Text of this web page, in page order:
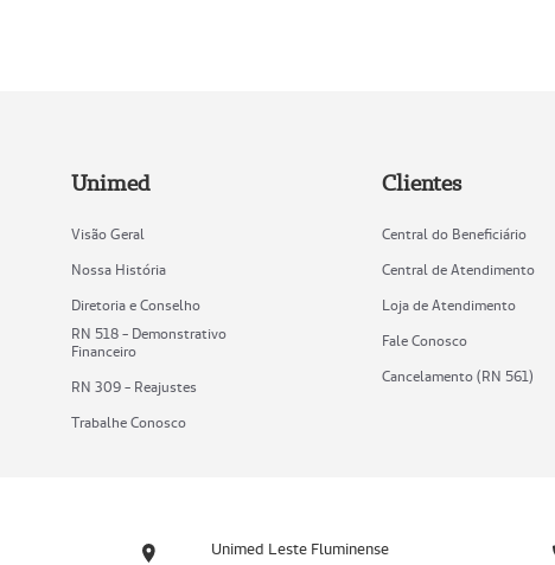
Unimed
Visão Geral
Nossa História
Diretoria e Conselho
RN 518 - Demonstrativo
Financeiro
RN 309 - Reajustes
Trabalhe Conosco
Clientes
Central do Beneficiário
Central de Atendimento
Loja de Atendimento
Fale Conosco
Cancelamento (RN 561)
Unimed Leste Fluminense